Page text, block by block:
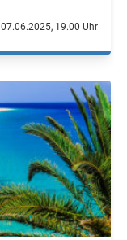
07.06.2025, 19.00 Uhr